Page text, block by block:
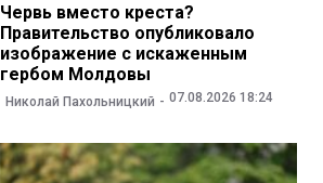
Червь вместо креста?
Правительство опубликовало
изображение с искаженным
гербом Молдовы
Николай Пахольницкий 07.08.2026 18:24